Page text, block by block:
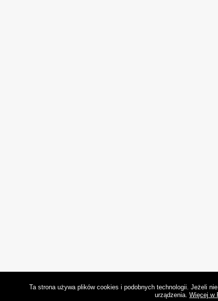
Ta strona używa plików cookies i podobnych technologii. Jeżeli
urządzenia. Więcej w